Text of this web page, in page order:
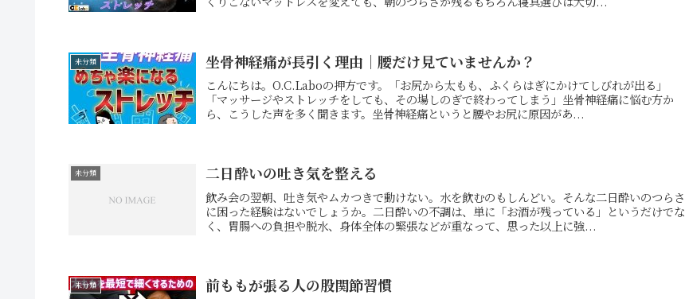
未分類 坐骨神経痛が長引く理由｜腰だけ見ていませんか？
こんにちは。O.C.Laboの押方です。「お尻から太もも、ふくらはぎにかけてしびれが出る」
「マッサージやストレッチをしても、その場しのぎで終わってしまう」坐骨神経痛に悩む方か
ら、こうした声を多く聞きます。坐骨神経痛というと腰やお尻に原因があ...
未分類 二日酔いの吐き気を整える
飲み会の翌朝、吐き気やムカつきで動けない。水を飲むのもしんどい。そんな二日酔いのつらさ
に困った経験はないでしょうか。二日酔いの不調は、単に「お酒が残っている」というだけでな
く、胃腸への負担や脱水、身体全体の緊張などが重なって、思った以上に強...
未分類 前ももが張る人の股関節習慣